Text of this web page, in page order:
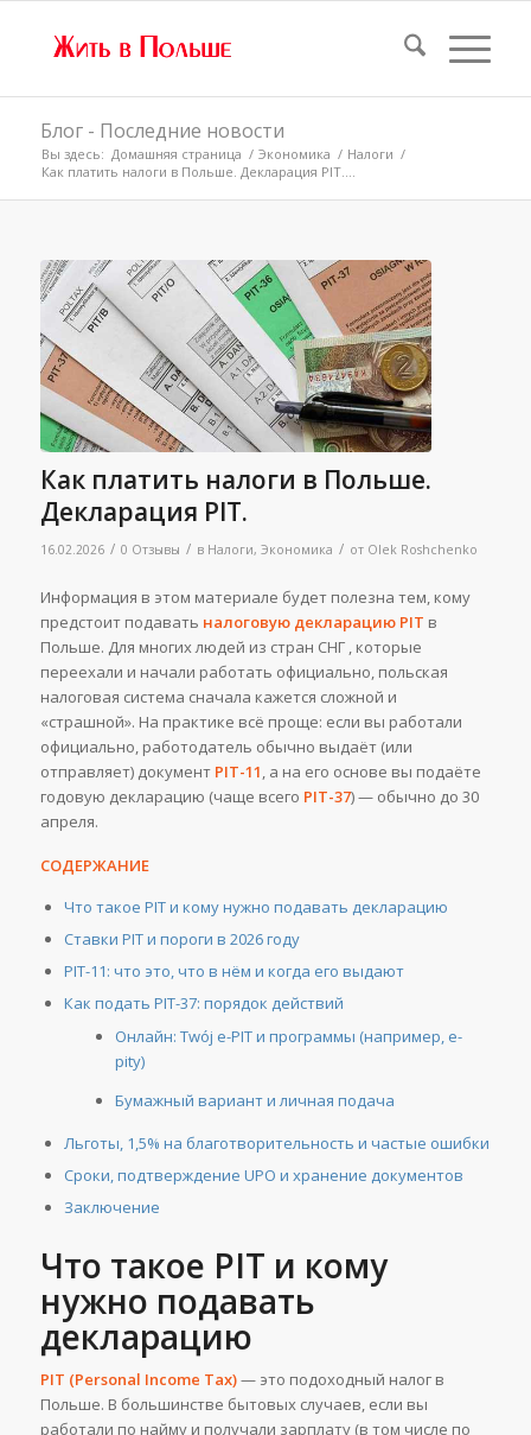
Блог - Последние новости
Вы здесь: Домашняя страница / Экономика / Налоги /
Как платить налоги в Польше. Декларация PIT....
Как платить налоги в Польше.
Декларация PIT.
16.02.2026 / 0 Отзывы / в Налоги, Экономика / от Olek Roshchenko
Информация в этом материале будет полезна тем, кому
предстоит подавать налоговую декларацию PIT в
Польше. Для многих людей из стран СНГ , которые
переехали и начали работать официально, польская
налоговая система сначала кажется сложной и
«страшной». На практике всё проще: если вы работали
официально, работодатель обычно выдаёт (или
отправляет) документ PIT-11 , а на его основе вы подаёте
годовую декларацию (чаще всего PIT-37) — обычно до 30
апреля.
СОДЕРЖАНИЕ
Что такое PIT и кому нужно подавать декларацию
Ставки PIT и пороги в 2026 году
PIT-11: что это, что в нём и когда его выдают
Как подать PIT-37: порядок действий
Онлайн: Twój e-PIT и программы (например, e-
pity)
Бумажный вариант и личная подача
Льготы, 1,5% на благотворительность и частые ошибки
Сроки, подтверждение UPO и хранение документов
Заключение
Что такое PIT и кому
нужно подавать
декларацию
PIT (Personal Income Tax)— это подоходный налог в
Польше. В большинстве бытовых случаев, если вы
работали по найму и получали зарплату (в том числе по